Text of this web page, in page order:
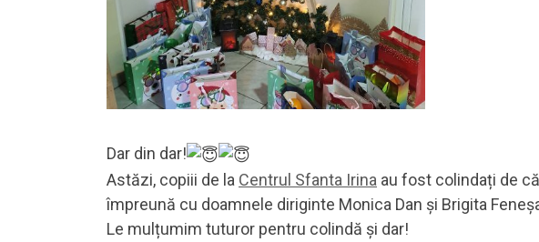
Dar din dar!
Astăzi, copiii de la Centrul Sfanta Irina au fost colindați de
împreună cu doamnele diriginte Monica Dan și Brigita
Le mulțumim tuturor pentru colindă și dar!